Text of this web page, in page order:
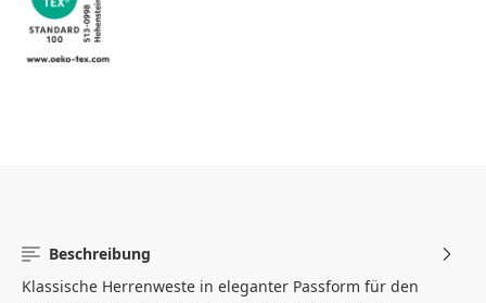
Beschreibung
Klassische Herrenweste in eleganter Passform für den